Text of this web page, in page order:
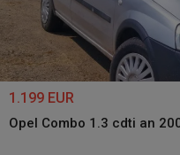
1.199 EUR
Opel Combo 1.3 cdti an